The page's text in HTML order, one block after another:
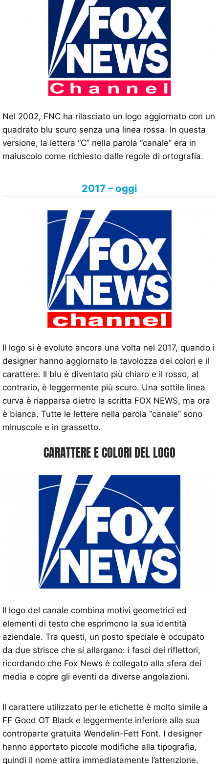
Nel 2002, FNC ha rilasciato un logo aggiornato con un
quadrato blu scuro senza una linea rossa. In questa
versione, la lettera “C” nella parola “canale” era in
maiuscolo come richiesto dalle regole di ortografia.
2017 – oggi
Il logo si è evoluto ancora una volta nel 2017, quando i
designer hanno aggiornato la tavolozza dei colori e il
carattere. Il blu è diventato più chiaro e il rosso, al
contrario, è leggermente più scuro. Una sottile linea
curva è riapparsa dietro la scritta FOX NEWS, ma ora
è bianca. Tutte le lettere nella parola “canale” sono
minuscole e in grassetto.
CARATTERE E COLORI DEL LOGO
Il logo del canale combina motivi geometrici ed
elementi di testo che esprimono la sua identità
aziendale. Tra questi, un posto speciale è occupato
da due strisce che si allargano: i fasci dei riflettori,
ricordando che Fox News è collegato alla sfera dei
media e copre gli eventi da diverse angolazioni.
Il carattere utilizzato per le etichette è molto simile a
FF Good OT Black e leggermente inferiore alla sua
controparte gratuita Wendelin-Fett Font. I designer
hanno apportato piccole modifiche alla tipografia,
quindi il nome attira immediatamente l’attenzione.